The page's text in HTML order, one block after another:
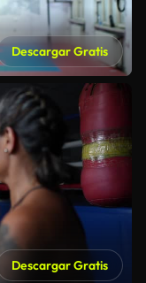
Descargar Gratis
Descargar Gratis